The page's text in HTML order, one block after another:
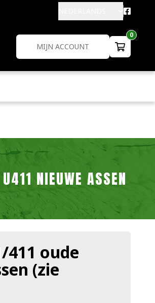
MIJN ACCOUNT
0
NIEUWE ASSEN
411 oude
(zie